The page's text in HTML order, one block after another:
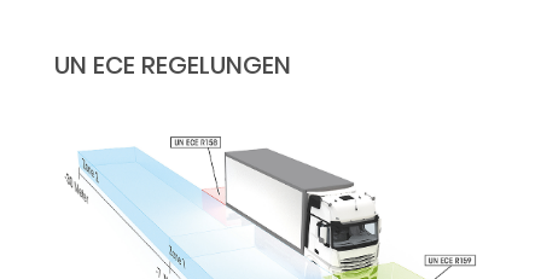
UN ECE REGELUNGEN